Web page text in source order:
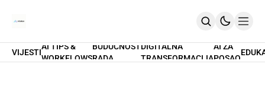
Home
VIJESTI
AI TIPS &
WORKFLOWS
BUDUĆNOST
RADA
DIGITALNA
TRANSFORMACIJA
AI ZA
POSAO